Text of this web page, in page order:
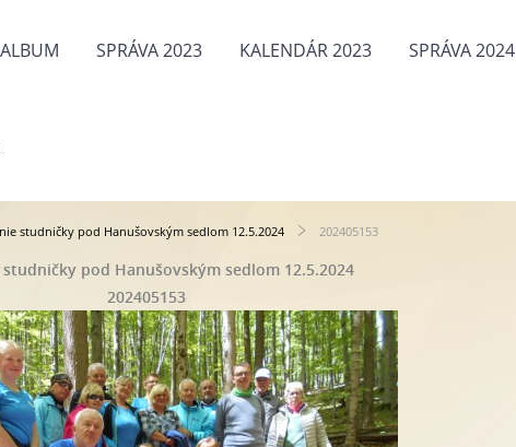
SPRÁVA 2023 KALENDÁR 2023 SPRÁVA 2024
studničky pod Hanušovským sedlom 12.5.2024 202405153
studničky pod Hanušovským sedlom 12.5.2024
202405153